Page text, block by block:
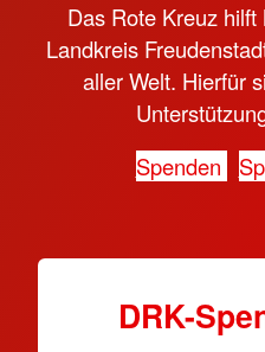
Das Rote Kreuz
Landkreis
aller Welt. Hierfür
Spenden
DRK-